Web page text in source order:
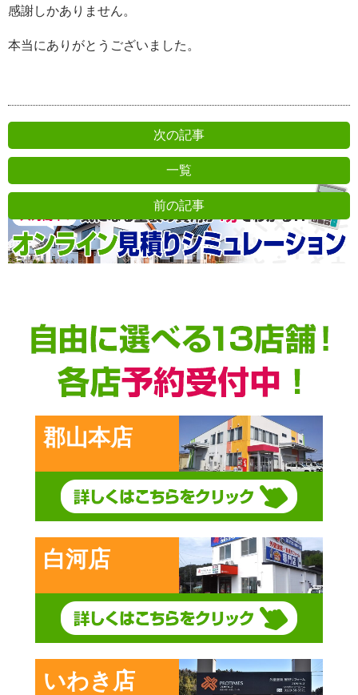
感謝しかありません。
本当にありがとうございました。
次の記事
一覧
前の記事
郡山本店
白河店
いわき店